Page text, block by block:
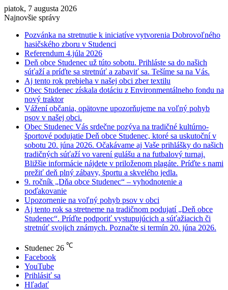
piatok, 7 augusta 2026
Najnovšie správy
Pozvánka na stretnutie k iniciatíve vytvorenia Dobrovoľného
hasičského zboru v Studenci
Referendum 4.júla 2026
Deň obce Studenec už túto sobotu. Prihláste sa do našich
súťaží a príďte sa stretnúť a zabaviť sa. Tešíme sa na Vás.
Aj tento rok prebieha v našej obci zber textilu
Obec Studenec získala dotáciu z Environmentálneho fondu na
nový traktor
Vážení občania, opätovne upozorňujeme na voľný pohyb
psov v našej obci.
Obec Studenec Vás srdečne pozýva na tradičné kultúrno-
športové podujatie Deň obce Studenec, ktoré sa uskutoční v
sobotu 20. júna 2026. Očakávame aj Vaše prihlášky do našich
tradičných súťaží vo varení gulášu a na futbalový turnaj.
Bližšie informácie nájdete v priloženom plagáte. Príďte s nami
prežiť deň plný zábavy, športu a skvelého jedla.
9. ročník „Dňa obce Studenec“ – vyhodnotenie a
poďakovanie
Upozornenie na voľný pohyb psov v obci
Aj tento rok sa stretneme na tradičnom podujatí „Deň obce
Studenec“. Príďte podporiť vystupujúcich a súťažiacich či
stretnúť svojich známych. Poznačte si termín 20. júna 2026.
Studenec 26 ℃
Facebook
YouTube
Prihlásiť sa
Hľadať